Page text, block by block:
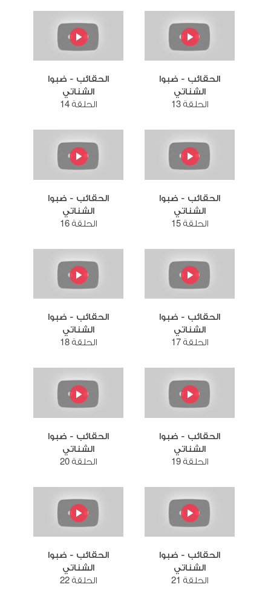
الحقائب - ضبوا
الشناتي
الحلقة 13
الحقائب - ضبوا
الشناتي
الحلقة 14
الحقائب - ضبوا
الشناتي
الحلقة 15
الحقائب - ضبوا
الشناتي
الحلقة 16
الحقائب - ضبوا
الشناتي
الحلقة 17
الحقائب - ضبوا
الشناتي
الحلقة 18
الحقائب - ضبوا
الشناتي
الحلقة 19
الحقائب - ضبوا
الشناتي
الحلقة 20
الحقائب - ضبوا
الشناتي
الحلقة 21
الحقائب - ضبوا
الشناتي
الحلقة 22